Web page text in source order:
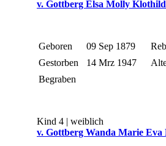
v. Gottberg Elsa Molly
Geboren 09 Sep 1879
Gestorben
14 Mrz 1947
Begraben
Kind 4 | weiblich
v. Gottberg Wanda Marie Eva